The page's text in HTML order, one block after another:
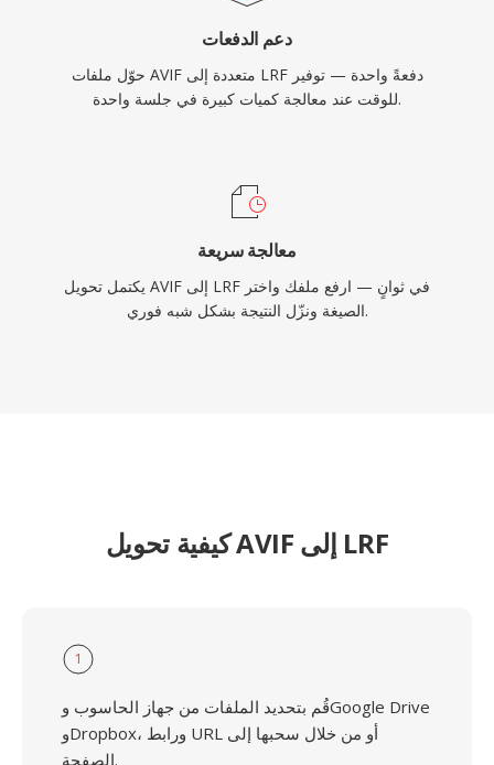
دعم الدفعات
حوّل ملفات AVIF متعددة إلى LRF دفعةً واحدة — توفير
للوقت عند معالجة كميات كبيرة في جلسة واحدة.
معالجة سريعة
يكتمل تحويل AVIF إلى LRF في ثوانٍ — ارفع ملفك واختر
الصيغة ونزّل النتيجة بشكل شبه فوري.
كيفية تحويل AVIF إلى LRF
1
قُم بتحديد الملفات من جهاز الحاسوب وGoogle Drive
وDropbox، ورابط URL أو من خلال سحبها إلى
الصفحة.